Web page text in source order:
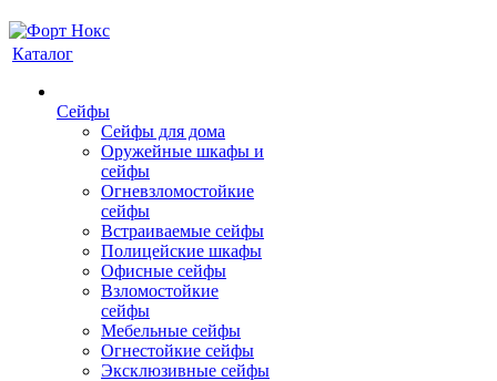
Каталог
Сейфы
Сейфы для дома
Оружейные шкафы и
сейфы
Огневзломостойкие
сейфы
Встраиваемые сейфы
Полицейские шкафы
Офисные сейфы
Взломостойкие
сейфы
Мебельные сейфы
Огнестойкие сейфы
Эксклюзивные сейфы